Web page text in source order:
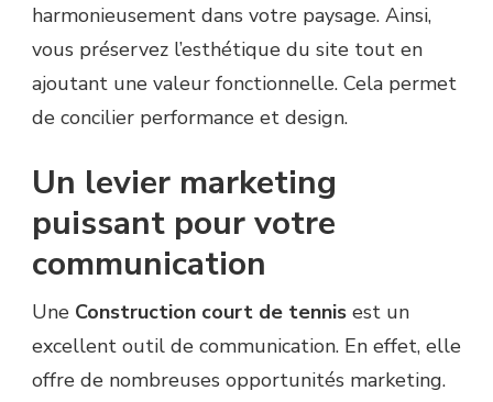
harmonieusement dans votre paysage. Ainsi,
vous préservez l’esthétique du site tout en
ajoutant une valeur fonctionnelle. Cela permet
de concilier performance et design.
Un levier marketing
puissant pour votre
communication
Une Construction court de tennis est un
excellent outil de communication. En effet, elle
offre de nombreuses opportunités marketing.